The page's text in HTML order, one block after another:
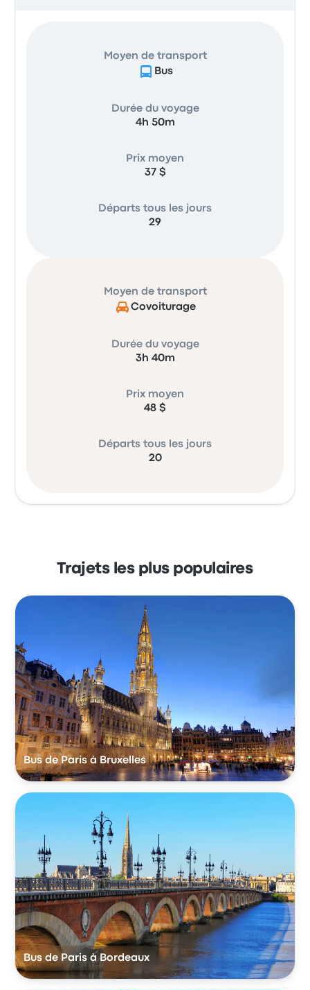
Moyen de transport
Bus
Durée du voyage
4h 50m
Prix moyen
37 $
Départs tous les jours
29
Moyen de transport
Covoiturage
Durée du voyage
3h 40m
Prix moyen
48 $
Départs tous les jours
20
Trajets les plus populaires
Bus de Paris à Bruxelles
Bus de Paris à Bordeaux